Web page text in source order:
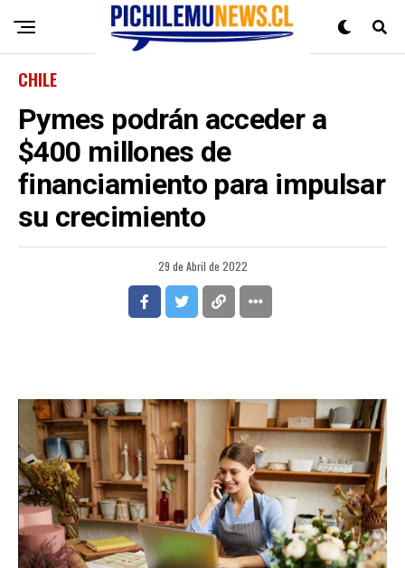
CHILE
Pymes podrán acceder a
$400 millones de
financiamiento para impulsar
su crecimiento
29 de Abril de 2022